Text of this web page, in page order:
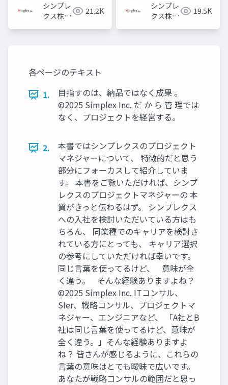
シンプレ
クス株式
21.2K
シンプレ
クス株式
19.5K
各ページのテキスト
1.
目指すのは、納品ではなく成果 。
©2025 Simplex Inc. だ か ら 管 理では
なく、プロジェクトを経営する。
2.
本書ではシンプレクスのプロジェクト
マネジャーについて、 特徴的だと思う
部分にフォーカスして紹介していま
す。 本書をご覧いただければ、シンプ
レクスのプロジェクトマネジャーの 本
質がきっと伝わるはず。 シンプレクス
への入社を検討いただいている方はも
ちろん、 同業種でのキャリアを検討さ
れている方にとっても、 キャリア選択
の参考にしていただければ幸いです。
同じ言葉を使ってるけど、 意味が全
く違う。 そんな経験ありますよね？
©2025 Simplex Inc. ITコンサル、
SIer、戦略コンサル、プロジェクトマ
ネジャー、エンジニアなど、 「A社とB
社は同じ言葉を使ってるけど、意味が
全く違う。」そんな経験ありますよ
ね？ 皆さんが感じるように、これらの
言葉の意味はとても曖昧で広いです。
あなたが戦略コンサルの範囲だと思っ